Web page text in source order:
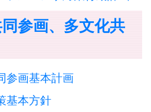
参画、多文化共
参画基本計画
基本方針